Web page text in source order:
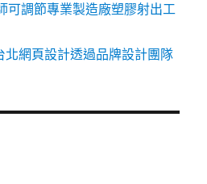
可調節專業製造廠塑膠射出工
北網頁設計透過品牌設計團隊